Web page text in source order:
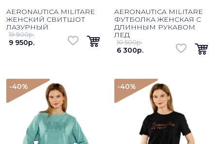
AERONAUTICA MILITARE
ЖЕНСКИЙ СВИТШОТ
ЛАЗУРНЫЙ
19 900p.
9 950p.
AERONAUTICA MILITARE
ФУТБОЛКА ЖЕНСКАЯ С
ДЛИННЫМ РУКАВОМ
ЛЕД
10 500p.
6 300p.
-40% -40%